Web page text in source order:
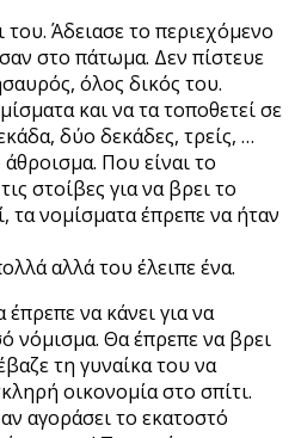
Άδειασε το περιεχόμενο
στο πάτωμα. Δεν πίστευε
όλος δικός του.
και να τα τοποθετεί σε
δύο δεκάδες, τρείς, …
Που είναι το
στοίβες για να βρει το
τα νομίσματα έπρεπε να ήταν
αλλά του έλειπε ένα.
να κάνει για να
νόμισμα. Θα έπρεπε να βρει
τη γυναίκα του να
οικονομία στο σπίτι.
αγοράσει το εκατοστό